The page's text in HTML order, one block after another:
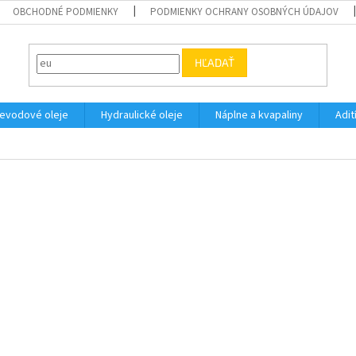
OBCHODNÉ PODMIENKY PODMIENKY OCHRANY OSOBNÝCH ÚDAJOV
HĽADAŤ
oleje Hydraulické oleje Náplne a kvapaliny